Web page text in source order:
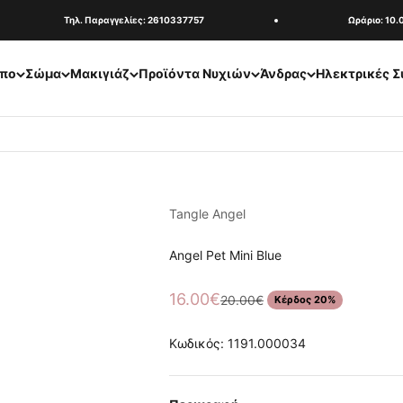
Τηλ. Παραγγελίες: 2610337757 Ωράριο:
Σώμα Μακιγιάζ Προϊόντα Νυχιών Άνδρας Ηλεκτρικές
Tangle Angel
Angel Pet Mini Blue
Τιμή πώλησης
16.00€Κανονική τιμή
20.00€ Κέρδος 20%
Κωδικός: 1191.000034